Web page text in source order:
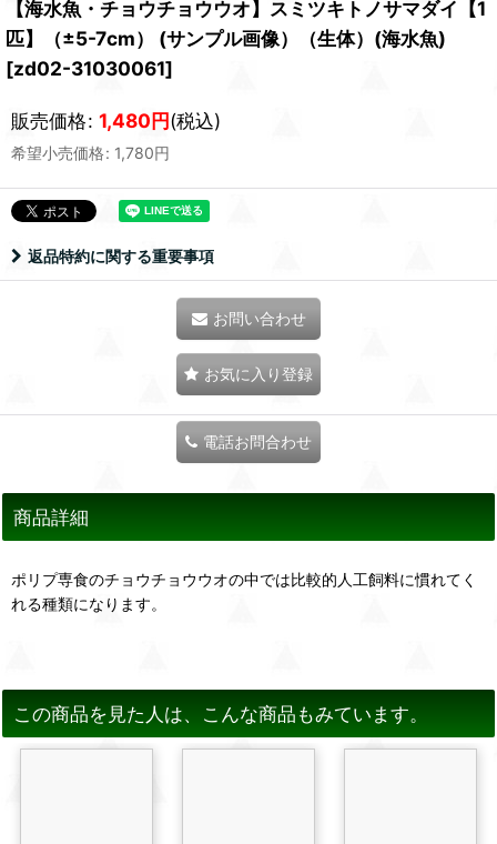
【海水魚・チョウチョウウオ】スミツキトノサマダイ【1
匹】（±5-7cm） (サンプル画像）（生体）(海水魚)
[zd02-31030061]
販売価格: 1,480円(税込)
希望小売価格: 1,780円
返品特約に関する重要事項
お問い合わせ
お気に入り登録
電話お問合わせ
商品詳細
ポリプ専食のチョウチョウウオの中では比較的人工飼料に慣れてく
れる種類になります。
この商品を見た人は、こんな商品もみています。